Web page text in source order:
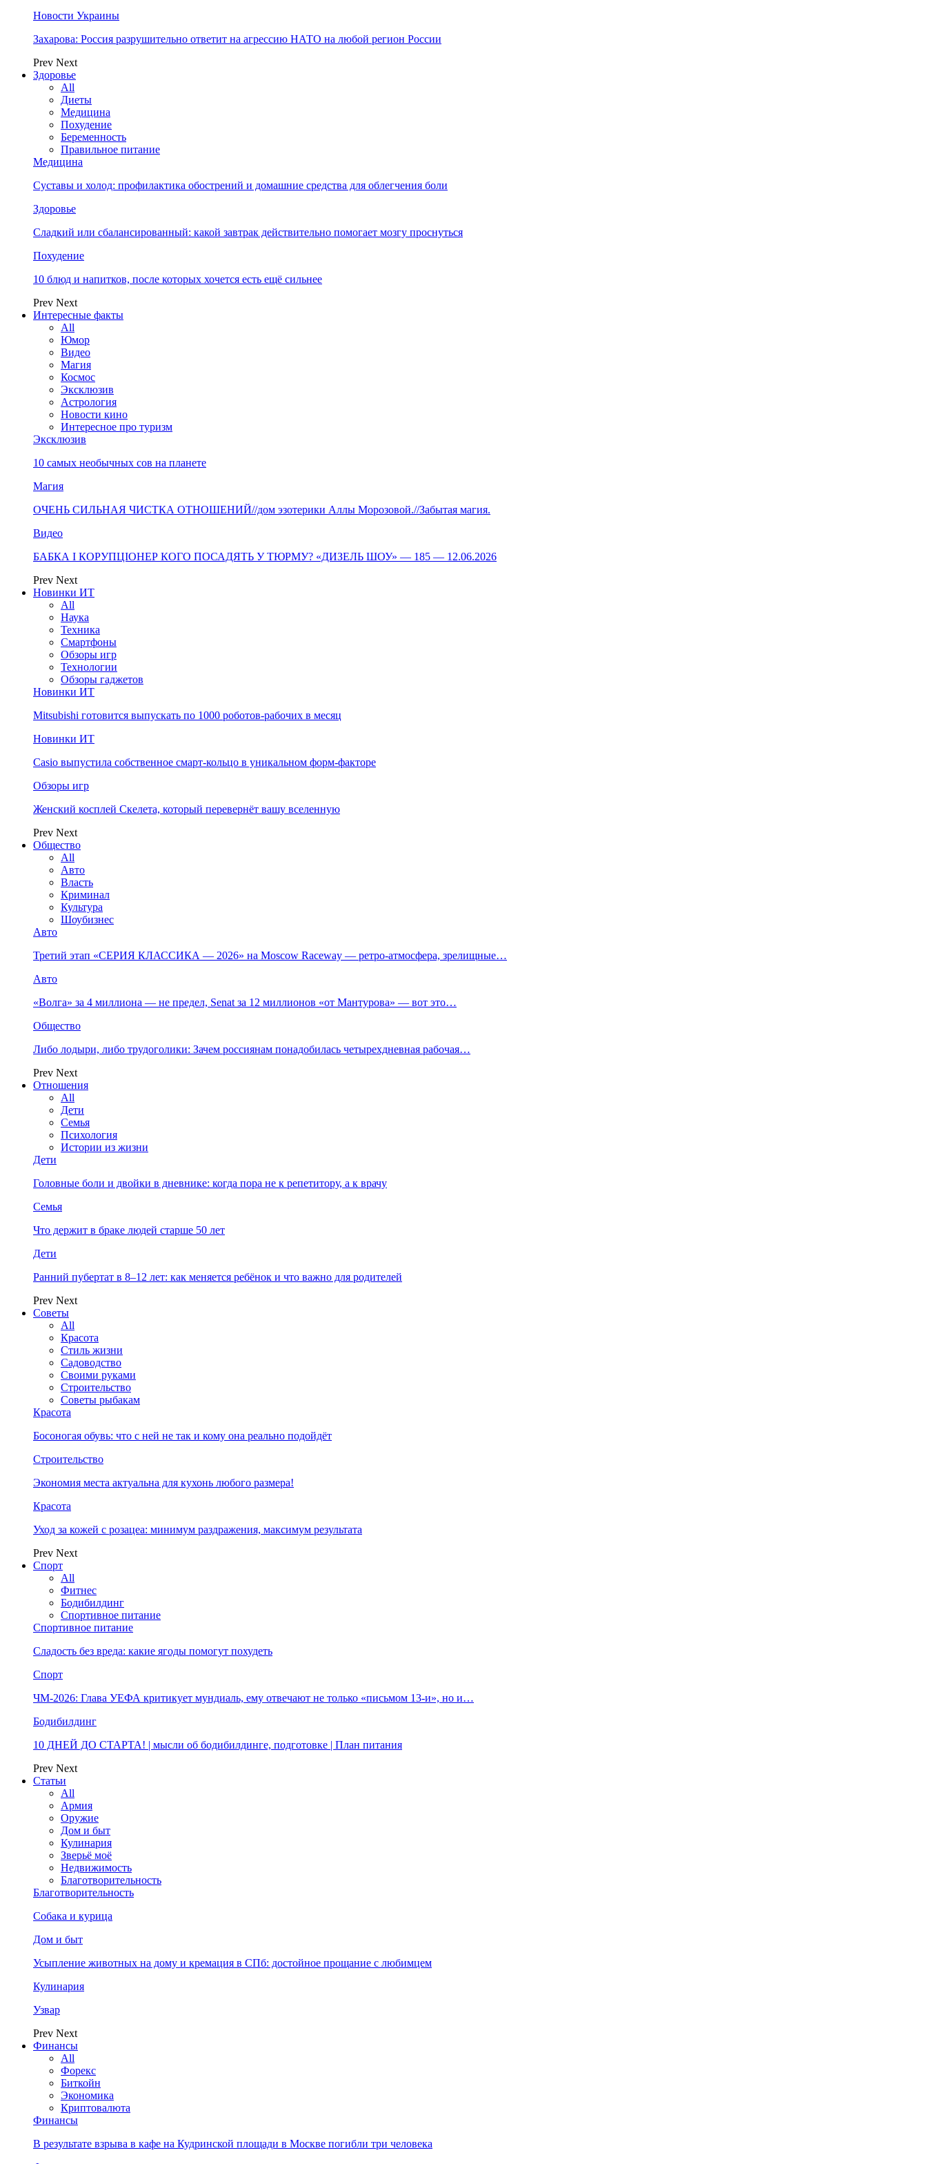
Новости Украины
Захарова: Россия разрушительно ответит на агрессию НАТО на любой регион России
Prev Next
Здоровье
All
Диеты
Медицина
Похудение
Беременность
Правильное питание
Медицина
Суставы и холод: профилактика обострений и домашние средства для облегчения боли
Здоровье
Сладкий или сбалансированный: какой завтрак действительно помогает мозгу проснуться
Похудение
10 блюд и напитков, после которых хочется есть ещё сильнее
Prev Next
Интересные факты
All
Юмор
Видео
Магия
Космос
Эксклюзив
Астрология
Новости кино
Интересное про туризм
Эксклюзив
10 самых необычных сов на планете
Магия
ОЧЕНЬ СИЛЬНАЯ ЧИСТКА ОТНОШЕНИЙ//дом эзотерики Аллы Морозовой.//Забытая магия.
Видео
БАБКА І КОРУПЦІОНЕР КОГО ПОСАДЯТЬ У ТЮРМУ? «ДИЗЕЛЬ ШОУ» — 185 — 12.06.2026
Prev Next
Новинки ИТ
All
Наука
Техника
Смартфоны
Обзоры игр
Технологии
Обзоры гаджетов
Новинки ИТ
Mitsubishi готовится выпускать по 1000 роботов-рабочих в месяц
Новинки ИТ
Casio выпустила собственное смарт-кольцо в уникальном форм-факторе
Обзоры игр
Женский косплей Скелета, который перевернёт вашу вселенную
Prev Next
Общество
All
Авто
Власть
Криминал
Культура
Шоубизнес
Авто
Третий этап «СЕРИЯ КЛАССИКА — 2026» на Moscow Raceway — ретро‑атмосфера, зрелищные…
Авто
«Волга» за 4 миллиона — не предел, Senat за 12 миллионов «от Мантурова» — вот это…
Общество
Либо лодыри, либо трудоголики: Зачем россиянам понадобилась четырехдневная рабочая…
Prev Next
Отношения
All
Дети
Семья
Психология
Истории из жизни
Дети
Головные боли и двойки в дневнике: когда пора не к репетитору, а к врачу
Семья
Что держит в браке людей старше 50 лет
Дети
Ранний пубертат в 8–12 лет: как меняется ребёнок и что важно для родителей
Prev Next
Советы
All
Красота
Стиль жизни
Садоводство
Своими руками
Строительство
Советы рыбакам
Красота
Босоногая обувь: что с ней не так и кому она реально подойдёт
Строительство
Экономия места актуальна для кухонь любого размера!
Красота
Уход за кожей с розацеа: минимум раздражения, максимум результата
Prev Next
Спорт
All
Фитнес
Бодибилдинг
Спортивное питание
Спортивное питание
Сладость без вреда: какие ягоды помогут похудеть
Спорт
ЧМ-2026: Глава УЕФА критикует мундиаль, ему отвечают не только «письмом 13-и», но и…
Бодибилдинг
10 ДНЕЙ ДО СТАРТА! | мысли об бодибилдинге, подготовке | План питания
Prev Next
Статьи
All
Армия
Оружие
Дом и быт
Кулинария
Зверьё моё
Недвижимость
Благотворительность
Благотворительность
Собака и курица
Дом и быт
Усыпление животных на дому и кремация в СПб: достойное прощание с любимцем
Кулинария
Узвар
Prev Next
Финансы
All
Форекс
Биткойн
Экономика
Криптовалюта
Финансы
В результате взрыва в кафе на Кудринской площади в Москве погибли три человека